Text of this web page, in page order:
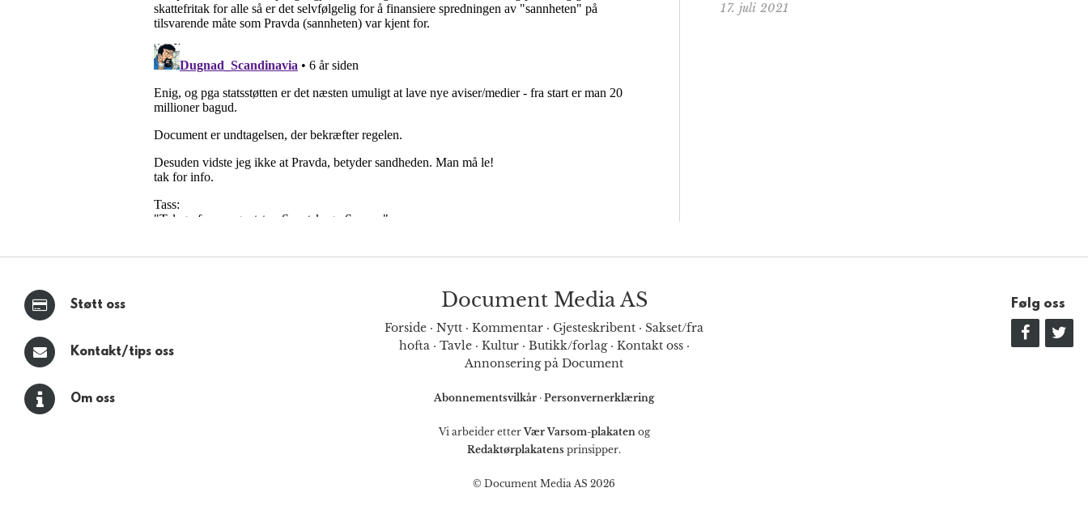
17. juli 2021
Støtt oss
Kontakt/tips oss
Om oss
Document Media AS
Forside · Nytt · Kommentar · Gjesteskribent · Sakset/fra
hofta· Tavle· Kultur· Butikk/forlag· Kontakt oss·
Annonsering på Document
Abonnementsvilkår · Personvernerklæring
Vi arbeider etterVær Varsom-plakaten og
Redaktørplakatens prinsipper.
© Document Media AS 2026
Følg oss